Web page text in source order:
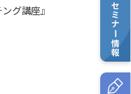
グ講座』